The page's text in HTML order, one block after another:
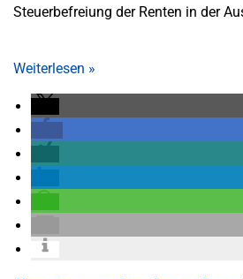
Steuerbefreiung der Renten in der
Weiterlesen »